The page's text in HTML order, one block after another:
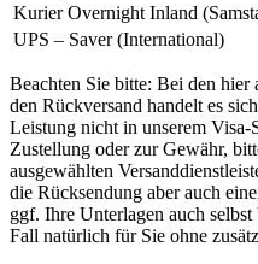
Kurier Overnight Inland
UPS – Saver (International)
Beachten Sie bitte: Bei den
den Rückversand handelt es
Leistung nicht in unserem Visa-
Zustellung oder zur Gewähr,
ausgewählten
die Rücksendung aber auch
ggf. Ihre Unterlagen auch
Fall natürlich für Sie ohne